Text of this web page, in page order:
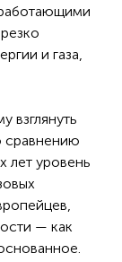
и газа,
взглянуть
сравнению
лет уровень
— как